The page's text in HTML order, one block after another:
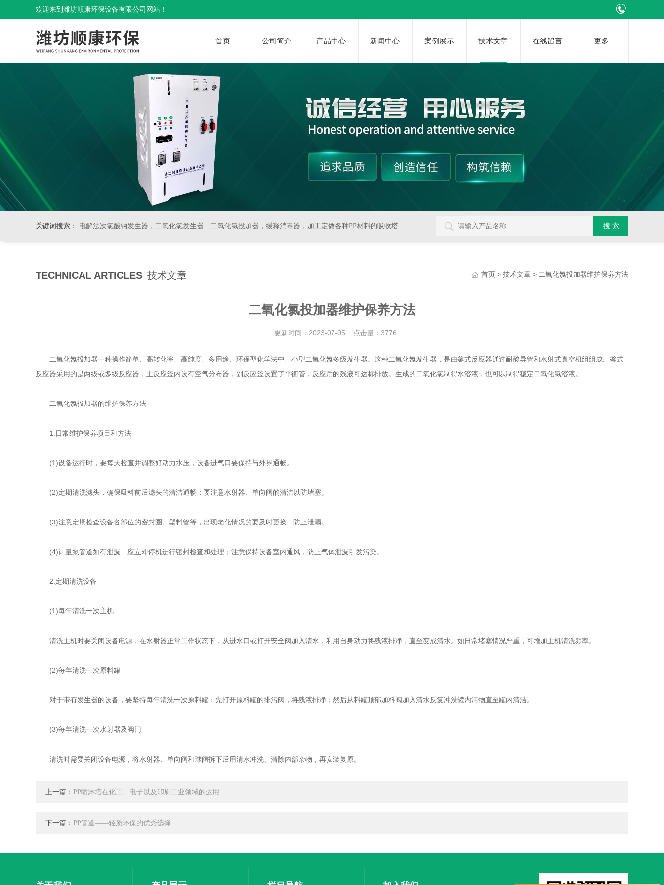
欢迎来到潍坊顺康环保设备有限公司网站！
首页 公司简介 产品中心 新闻中心 案例展示 技术文章 在线留言 更多
关键词搜索： 电解法次氯酸钠发生器，二氧化氯发生器，二氧化氯投加器，缓释消毒器，加工定做各种PP材料的吸收塔尾气处理，排风管道，PVC材料的杀菌，消毒等设备
TECHNICAL ARTICLES 技术文章 首页 > 技术文章 > 二氧化氯投加器维护保养方法
二氧化氯投加器维护保养方法
更新时间：2023-07-05 点击量： 3776
二氧化氯投加器一种操作简单、高转化率、高纯度、多用途、环保型化学法中、小型二氧化氯多级发生器。这种二氧化氯发生器，是由釜式反应器通过耐酸导管和水射式真空机组组成。釜式
反应器采用的是两级或多级反应器，主反应釜内设有空气分布器，副反应釜设置了平衡管，反应后的残液可达标排放。生成的二氧化氯制得水溶液，也可以制得稳定二氧化氯溶液。
二氧化氯投加器的维护保养方法
1.日常维护保养项目和方法
(1)设备运行时，要每天检查并调整好动力水压，设备进气口要保持与外界通畅。
(2)定期清洗滤头，确保吸料前后滤头的清洁通畅；要注意水射器、单向阀的清洁以防堵塞。
(3)注意定期检查设备各部位的密封圈、塑料管等，出现老化情况的要及时更换，防止泄漏。
(4)计量泵管道如有泄漏，应立即停机进行密封检查和处理；注意保持设备室内通风，防止气体泄漏引发污染。
2.定期清洗设备
(1)每年清洗一次主机
清洗主机时要关闭设备电源，在水射器正常工作状态下，从进水口或打开安全阀加入清水，利用自身动力将残液排净，直至变成清水。如日常堵塞情况严重，可增加主机清洗频率。
(2)每年清洗一次原料罐
对于带有发生器的设备，要坚持每年清洗一次原料罐：先打开原料罐的排污阀，将残液排净；然后从料罐顶部加料阀加入清水反复冲洗罐内污物直至罐内清洁。
(3)每年清洗一次水射器及阀门
清洗时需要关闭设备电源，将水射器、单向阀和球阀拆下后用清水冲洗、清除内部杂物，再安装复原。
上一篇： PP喷淋塔在化工、电子以及印刷工业领域的运用
下一篇： PP管道——轻质环保的优秀选择